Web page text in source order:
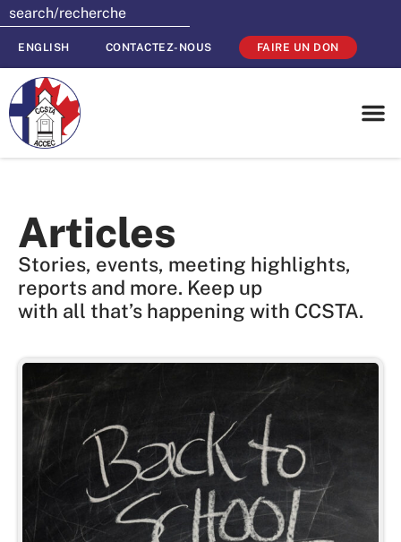
ENGLISH CONTACTEZ-NOUS FAIRE UN DON
Articles
Stories, events, meeting highlights,
reports and more. Keep up
with all that’s happening with CCSTA.